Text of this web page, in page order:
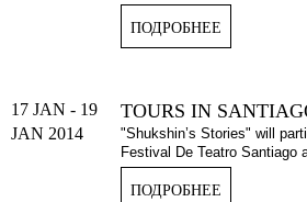
ПОДРОБНЕЕ
17 JAN - 19
JAN 2014
TOURS IN
"Shukshin’s Stories" will
Festival De Teatro Santiago
ПОДРОБНЕЕ